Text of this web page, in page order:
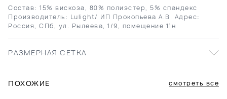
Состав: 15% вискоза, 80% полиэстер, 5% спандекс
Производитель: Lulight/ ИП Прокопьева А.В. Адрес:
Россия, СПб, ул. Рылеева, 1/9, помещение 11н
РАЗМЕРНАЯ СЕТКА
ПОХОЖИЕ смотреть все